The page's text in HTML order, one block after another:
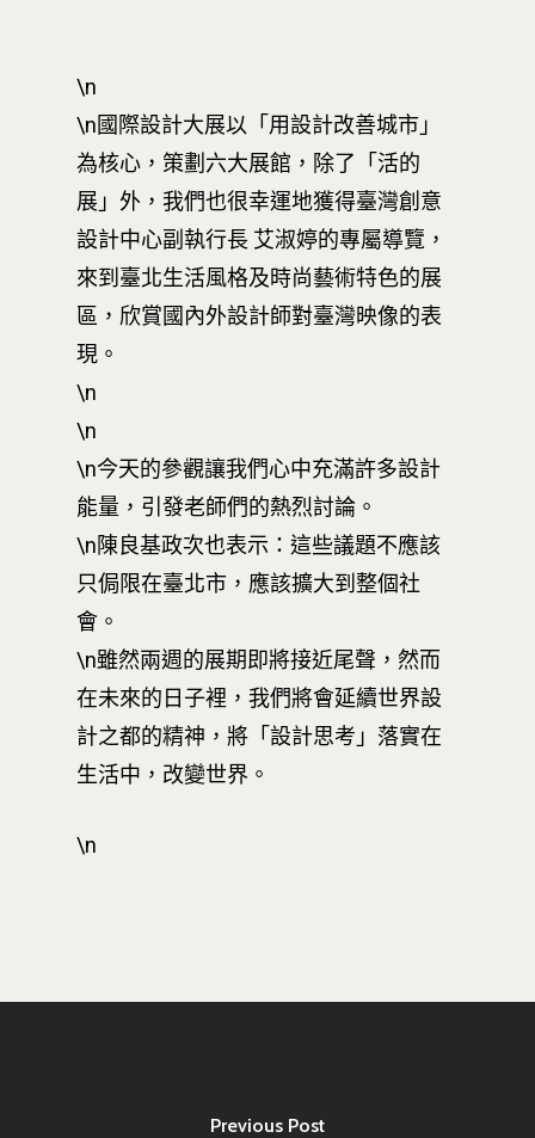
\n
\n國際設計大展以「用設計改善城市」
為核心，策劃六大展館，除了「活的
展」外，我們也很幸運地獲得臺灣創意
設計中心副執行長 艾淑婷的專屬導覽，
來到臺北生活風格及時尚藝術特色的展
區，欣賞國內外設計師對臺灣映像的表
現。
\n
\n
\n今天的參觀讓我們心中充滿許多設計
能量，引發老師們的熱烈討論。
\n陳良基政次也表示：這些議題不應該
只侷限在臺北市，應該擴大到整個社
會。
\n雖然兩週的展期即將接近尾聲，然而
在未來的日子裡，我們將會延續世界設
計之都的精神，將「設計思考」落實在
生活中，改變世界。
\n
Previous Post
思源街18號卓越研究大
Room 409, Building for
Research Excellence.
Siyuan St, Zhongzheng
Taipei City 100047,